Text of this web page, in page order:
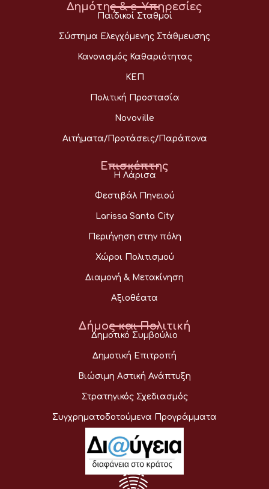
Δημότης & e-Υπηρεσίες
Παιδικοί Σταθμοί
Σύστημα Ελεγχόμενης Στάθμευσης
Κανονισμός Καθαριότητας
ΚΕΠ
Πολιτική Προστασία
Novoville
Αιτήματα/Προτάσεις/Παράπονα
Επισκέπτης
Η Λάρισα
Φεστιβάλ Πηνειού
Larissa Santa City
Περιήγηση στην πόλη
Χώροι Πολιτισμού
Διαμονή & Μετακίνηση
Αξιοθέατα
Δήμος και Πολιτική
Δημοτικό Συμβούλιο
Δημοτική Επιτροπή
Βιώσιμη Αστική Ανάπτυξη
Στρατηγικός Σχεδιασμός
Συγχρηματοδοτούμενα Προγράμματα